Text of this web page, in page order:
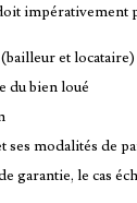
impérativement
et locataire)
du bien loué
ses modalités de
garantie, le cas